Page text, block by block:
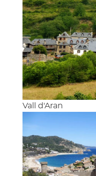
Vall d'Aran